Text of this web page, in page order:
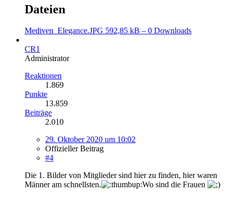
Dateien
Mediven_Elegance.JPG 592,85 kB – 0 Downloads
CR1
Administrator
Reaktionen
1.869
Punkte
13.859
Beiträge
2.010
29. Oktober 2020 um 10:02
Offizieller Beitrag
#4
Die 1. Bilder von Mitglieder sind hier zu finden, hier waren
Männer am schnellsten.
Wo sind die Frauen